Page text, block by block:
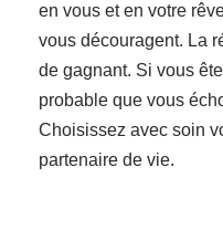
en vous et en votre
vous découragent. La
de gagnant. Si vous
probable que vous
Choisissez avec soin
partenaire de vie.